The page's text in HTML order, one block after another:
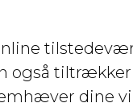
også
dine